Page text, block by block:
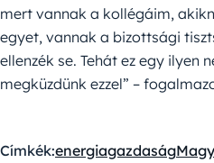
mert vannak a kollégáim,
egyet, vannak a bizottsági
ellenzék se. Tehát ez egy ilyen
megküzdünk ezzel” –
Címkék:energiagazdaság